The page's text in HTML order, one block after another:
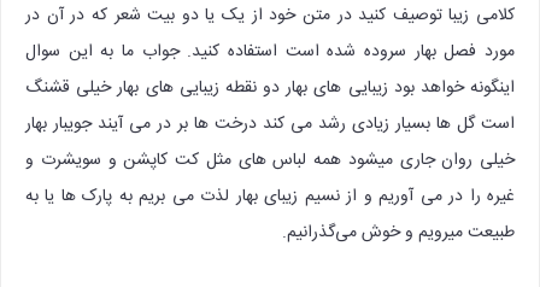
کلامی زیبا توصیف کنید در متن خود از یک یا دو بیت شعر که در آن در
مورد فصل بهار سروده شده است استفاده کنید. جواب ما به این سوال
اینگونه خواهد بود زیبایی های بهار دو نقطه زیبایی های بهار خیلی قشنگ
است گل ها بسیار زیادی رشد می کند درخت ها بر در می آیند جویبار بهار
خیلی روان جاری میشود همه لباس های مثل کت کاپشن و سویشرت و
غیره را در می آوریم و از نسیم زیبای بهار لذت می بریم به پارک ها یا به
طبیعت میرویم و خوش می‌گذرانیم.